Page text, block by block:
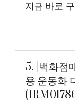
지금 바로
5. [백화점
용 운동화